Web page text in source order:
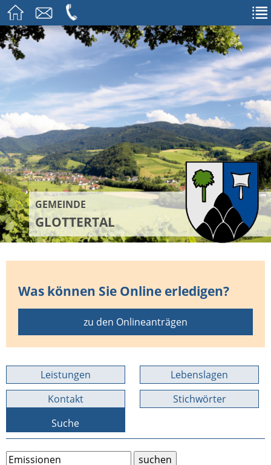
GEMEINDE
GLOTTERTAL
Was können Sie Online erledigen?
zu den Onlineanträgen
Leistungen
Lebenslagen
Kontakt
Stichwörter
Suche